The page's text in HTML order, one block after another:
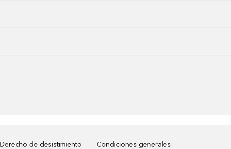
Derecho de desistimiento
Condiciones generales